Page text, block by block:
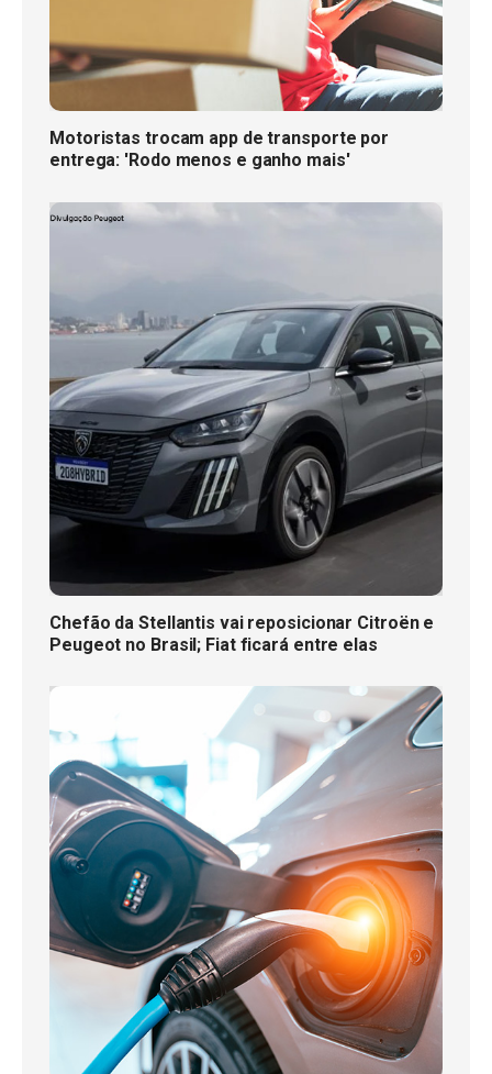
Motoristas trocam app de transporte por
entrega: 'Rodo menos e ganho mais'
Chefão da Stellantis vai reposicionar Citroën e
Peugeot no Brasil; Fiat ficará entre elas